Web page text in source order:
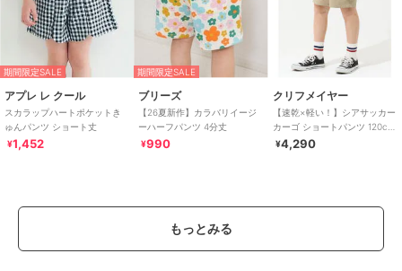
期間限定SALE
アプレ レ クール
スカラップハートポケットき
ゅんパンツ ショート丈
¥1,452
期間限定SALE
ブリーズ
【26夏新作】カラバリイージ
ーハーフパンツ 4分丈
¥990
クリフメイヤー
【速乾×軽い！】シアサッカー
カーゴ ショートパンツ 120cm
～170cm
¥4,290
もっとみる